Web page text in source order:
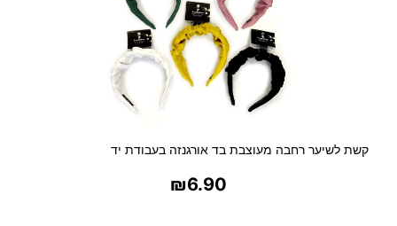
קשת לשיער רחבה מעוצבת בד אורגנזה בעבודת יד
₪6.90